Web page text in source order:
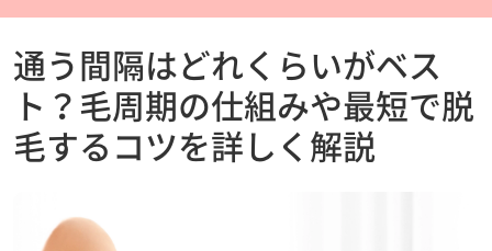
通う間隔はどれくらいがベス
ト？毛周期の仕組みや最短で脱
毛するコツを詳しく解説